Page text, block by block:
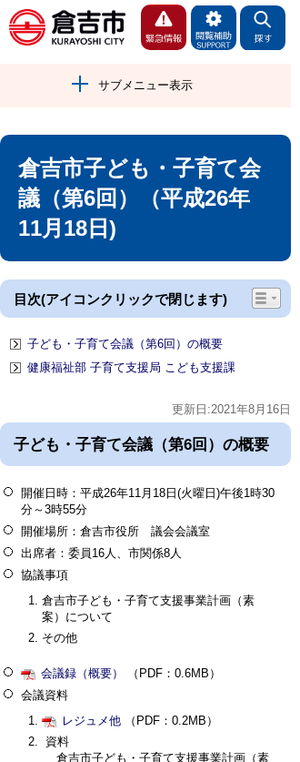
サブメニュー表示
倉吉市子ども・子育て会
議（第6回）（平成26年
11月18日)
目次(アイコンクリックで閉じます)
子ども・子育て会議（第6回）の概要
健康福祉部 子育て支援局 こども支援課
更新日:2021年8月16日
子ども・子育て会議（第6回）の概要
開催日時：平成26年11月18日(火曜日)午後1時30
分～3時55分
開催場所：倉吉市役所 議会会議室
出席者：委員16人、市関係8人
協議事項
倉吉市子ども・子育て支援事業計画（素
案）について
その他
会議録（概要）
（PDF：0.6MB）
会議資料
レジュメ他 （PDF：0.2MB）
資料
倉吉市子ども・子育て支援事業計画（素